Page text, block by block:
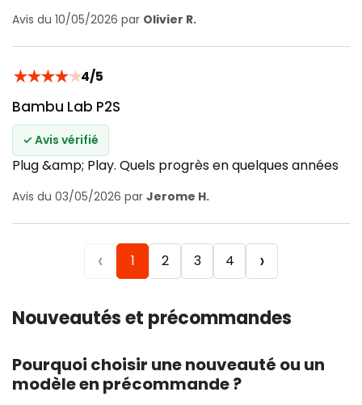
Avis du 10/05/2026 par Olivier R.
★★★★★4/5
Bambu Lab P2S
✓ Avis vérifié
Plug &amp; Play. Quels progrès en quelques années
Avis du 03/05/2026 par Jerome H.
‹ 1 2 3 4 ›
Nouveautés et précommandes
Pourquoi choisir une nouveauté ou un
modèle en précommande ?